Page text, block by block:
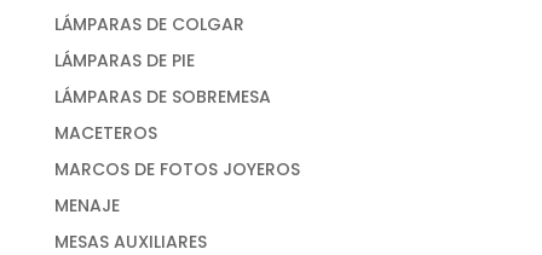
LÁMPARAS DE COLGAR
LÁMPARAS DE PIE
LÁMPARAS DE SOBREMESA
MACETEROS
MARCOS DE FOTOS JOYEROS
MENAJE
MESAS AUXILIARES